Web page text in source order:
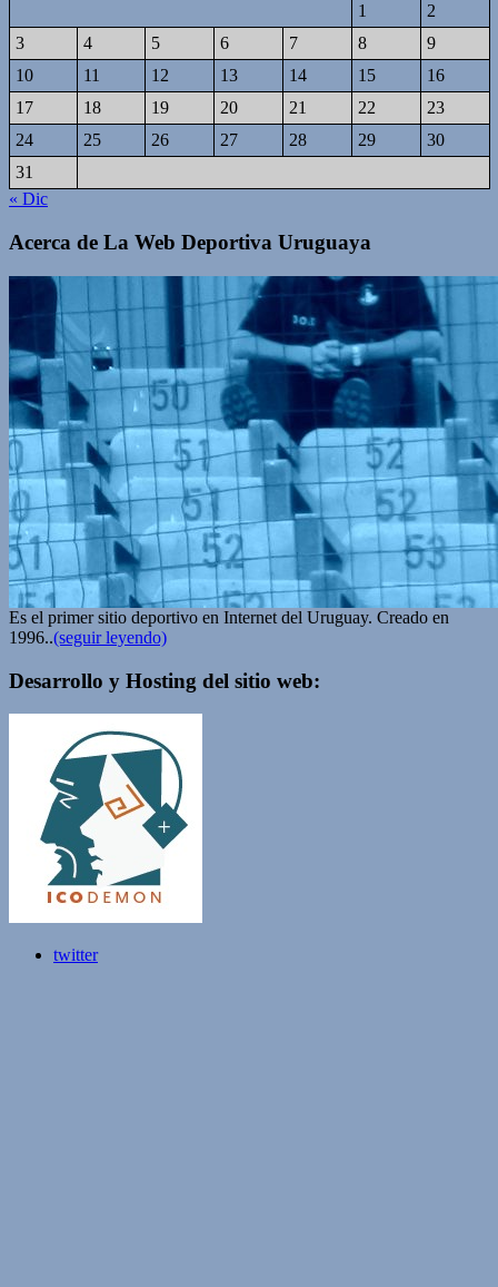
1
2
3
4 5 6 7 8
9
10
11 12 13 14 15
16
17
18 19 20 21 22
23
24
25 26 27 28 29
30
31
« Dic
Acerca de La Web Deportiva Uruguaya
Es el primer sitio deportivo en Internet del Uruguay. Creado en
1996..(seguir leyendo)
Desarrollo y Hosting del sitio web:
twitter